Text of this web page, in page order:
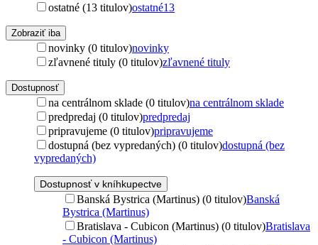
ostatné (13 titulov)ostatné13
Zobraziť iba
novinky (0 titulov)novinky
zľavnené tituly (0 titulov)zľavnené tituly
Dostupnosť
na centrálnom sklade (0 titulov)na centrálnom sklade
predpredaj (0 titulov)predpredaj
pripravujeme (0 titulov)pripravujeme
dostupná (bez vypredaných) (0 titulov)dostupná (bez
vypredaných)
Dostupnosť v kníhkupectve
Banská Bystrica (Martinus) (0 titulov)Banská
Bystrica (Martinus)
Bratislava - Cubicon (Martinus) (0 titulov)Bratislava
- Cubicon (Martinus)